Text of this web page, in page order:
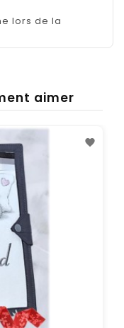
lors de la
aimer